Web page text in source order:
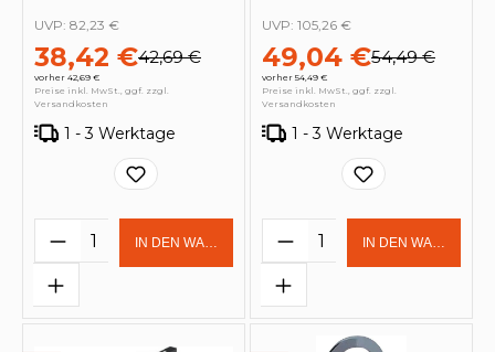
38,42 €42,69 €
vorher 42,69 €
UVP: 82,23 €
Preise inkl. MwSt., ggf. zzgl.
Versandkosten
1 - 3 Werktage
Produkt Anzahl: Gib den
IN DEN WARENKORB
49,04 €54,49 €
vorher 54,49 €
UVP: 105,26 €
Preise inkl. MwSt., ggf. zzgl.
Versandkosten
1 - 3 Werktage
Produkt Anzahl:
IN DEN